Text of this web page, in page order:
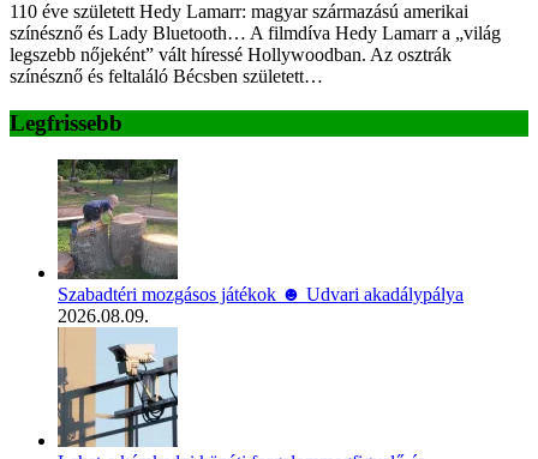
110 éve született Hedy Lamarr: magyar származású amerikai
színésznő és Lady Bluetooth… A filmdíva Hedy Lamarr a „világ
legszebb nőjeként” vált híressé Hollywoodban. Az osztrák
színésznő és feltaláló Bécsben született…
Legfrissebb
Szabadtéri mozgásos játékok ☻ Udvari akadálypálya
2026.08.09.